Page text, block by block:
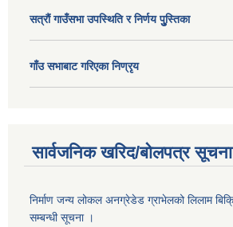
सत्राैं गाउँसभा उपस्थिति र निर्णय पुु्स्तिका
गाँउ सभाबाट गरिएका निण्रृय
सार्वजनिक खरिद/बोलपत्र सूचना
निर्माण जन्य लोकल अनग्रेडेड ग्राभेलको लिलाम
सम्बन्धी सूचना ।